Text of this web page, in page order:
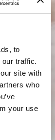
to
our traffic.
site with
who
your use